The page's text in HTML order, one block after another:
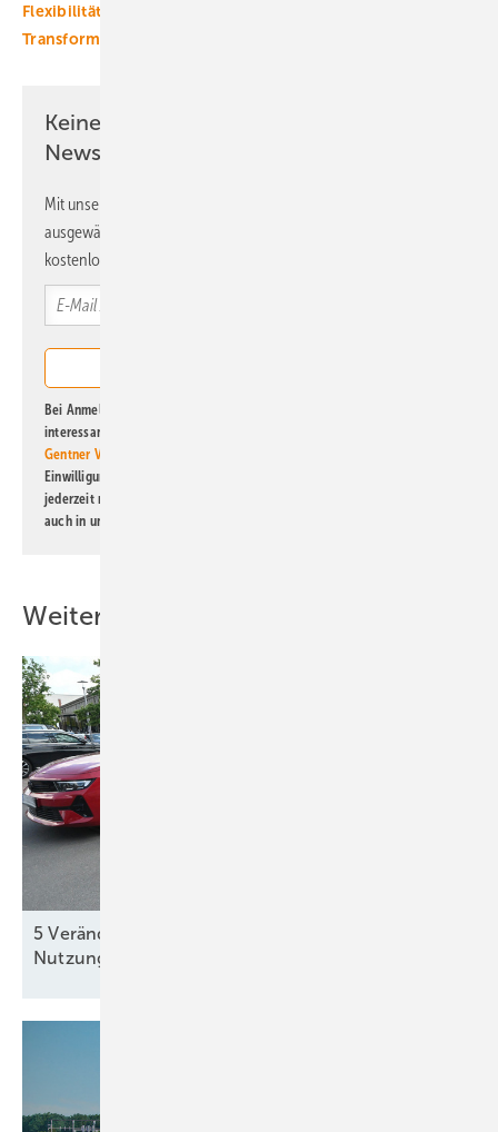
Flexibilität
Transformation
Keine Zeit? Kein Problem mit dem ERE
Newsletter!
Mit unserem Newsletter erhalten Sie regelmäßig von uns
ausgewählte Informationen und Neuigkeiten, gebündelt und
kostenlos direkt ins Postfach.
Bei Anmeldung zu diesem Newsletter bin ich damit einverstanden, über
interessante Verlags- und Online-Angebote
Gentner Verlag GmbH & Co. KG
Einwilligung kann ich jederzeit widerrufen und eine Abmeldung ist
jederzeit möglich. Informationen zum Umgang mit Daten finden Sie
auch in unserer
Weitere Inhalte
5 Veränderungen in der Mobilität durch stärkere
Nutzung von